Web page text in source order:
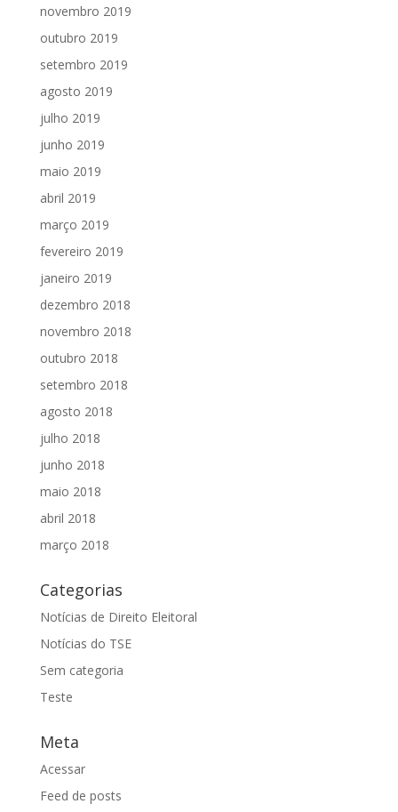
novembro 2019
outubro 2019
setembro 2019
agosto 2019
julho 2019
junho 2019
maio 2019
abril 2019
março 2019
fevereiro 2019
janeiro 2019
dezembro 2018
novembro 2018
outubro 2018
setembro 2018
agosto 2018
julho 2018
junho 2018
maio 2018
abril 2018
março 2018
Categorias
Notícias de Direito Eleitoral
Notícias do TSE
Sem categoria
Teste
Meta
Acessar
Feed de posts